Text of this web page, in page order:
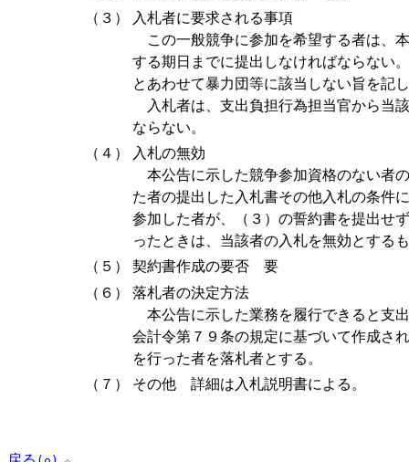
（３）
入札者に要求される事項
この一般競争に参加を希望する者は、
する期日までに提出しなければならない
とあわせて暴力団等に該当しない旨を記
入札者は、支出負担行為担当官から当
ならない。
（４）
入札の無効
本公告に示した競争参加資格のない者
た者の提出した入札書その他入札の条件
参加した者が、（３）の誓約書を提出せ
ったときは、当該者の入札を無効とする
（５）
契約書作成の要否 要
（６）
落札者の決定方法
本公告に示した業務を履行できると支
会計令第７９条の規定に基づいて作成さ
を行った者を落札者とする。
（７）
その他 詳細は入札説明書による。